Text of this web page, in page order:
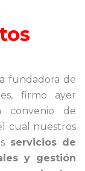
fundadora de
firmo ayer
convenio de
cual nuestros
servicios de
y gestión